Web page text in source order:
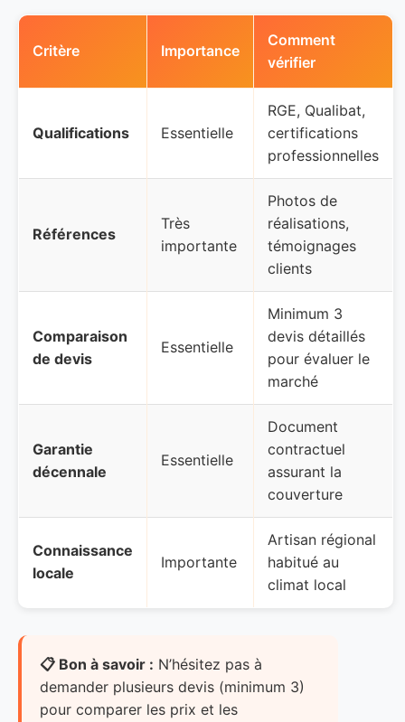
Critère Importance
Comment
vérifier
Qualifications Essentielle
RGE, Qualibat,
certifications
professionnelles
Références
Très
importante
Photos de
réalisations,
témoignages
clients
Comparaison
de devis
Essentielle
Minimum 3
devis détaillés
pour évaluer le
marché
Garantie
décennale
Essentielle
Document
contractuel
assurant la
couverture
Connaissance
locale
Importante
Artisan régional
habitué au
climat local
📋 Bon à savoir : N’hésitez pas à
demander plusieurs devis (minimum 3)
pour comparer les prix et les